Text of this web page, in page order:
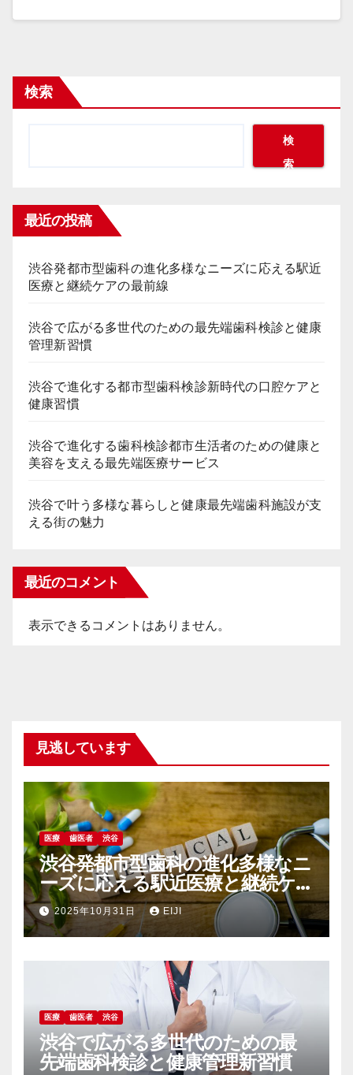
検索
検
索
最近の投稿
渋谷発都市型歯科の進化多様なニーズに応える駅近
医療と継続ケアの最前線
渋谷で広がる多世代のための最先端歯科検診と健康
管理新習慣
渋谷で進化する都市型歯科検診新時代の口腔ケアと
健康習慣
渋谷で進化する歯科検診都市生活者のための健康と
美容を支える最先端医療サービス
渋谷で叶う多様な暮らしと健康最先端歯科施設が支
える街の魅力
最近のコメント
表示できるコメントはありません。
見逃しています
医療 歯医者 渋谷
渋谷発都市型歯科の進化多様なニ
ーズに応える駅近医療と継続ケ
アの最前線
2025年10月31日 EIJI
医療 歯医者 渋谷
渋谷で広がる多世代のための最
先端歯科検診と健康管理新習慣